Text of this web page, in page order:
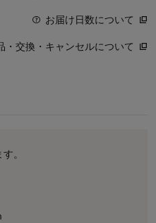
お届け日数について
・交換・キャンセルについて
。